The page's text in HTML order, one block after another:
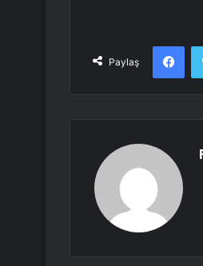
Paylaş